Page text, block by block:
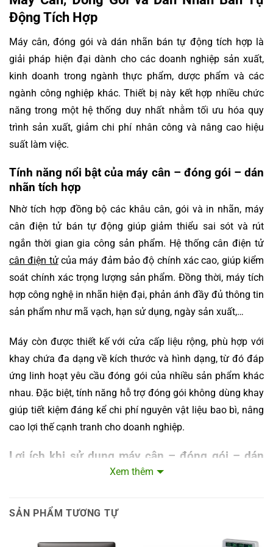
Động Tích Hợp
Máy cân, đóng gói và dán nhãn bán tự động tích hợp là
giải pháp hiện đại dành cho các doanh nghiệp sản xuất,
kinh doanh trong ngành thực phẩm, dược phẩm và các
ngành công nghiệp khác. Thiết bị này kết hợp nhiều chức
năng trong một hệ thống duy nhất nhằm tối ưu hóa quy
trình sản xuất, giảm chi phí nhân công và nâng cao hiệu
suất làm việc.
Tính năng nổi bật của máy cân – đóng gói – dán
nhãn tích hợp
Nhờ tích hợp đồng bộ các khâu cân, gói và in nhãn, máy
cân điện tử bán tự động giúp giảm thiểu sai sót và rút
ngắn thời gian gia công sản phẩm. Hệ thống cân điện tử
cân điện tửcủa máy đảm bảo độ chính xác cao, giúp kiểm
soát chính xác trọng lượng sản phẩm. Đồng thời, máy tích
hợp công nghệ in nhãn hiện đại, phản ánh đầy đủ thông tin
sản phẩm như mã vạch, hạn sử dụng, ngày sản xuất,…
Máy còn được thiết kế với cửa cấp liệu rộng, phù hợp với
khay chứa đa dạng về kích thước và hình dạng, từ đó đáp
ứng linh hoạt yêu cầu đóng gói của nhiều sản phẩm khác
nhau. Đặc biệt, tính năng hỗ trợ đóng gói không dùng khay
giúp tiết kiệm đáng kể chi phí nguyên vật liệu bao bì, nâng
cao lợi thế cạnh tranh cho doanh nghiệp.
Lợi ích khi sử dụng máy cân – đóng gói – dán
nghiệp tăng năng suất lao động lên mức tối đa, giảm chi
Ngoài ra, cơ chế sử dụng màng bọc (cling film) hiệu quả
Xem thêm
SẢN PHẨM TƯƠNG TỰ